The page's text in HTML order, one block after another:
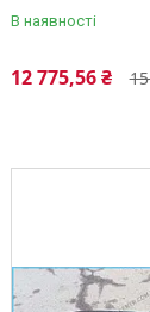
В наявності
12 775,56 ₴